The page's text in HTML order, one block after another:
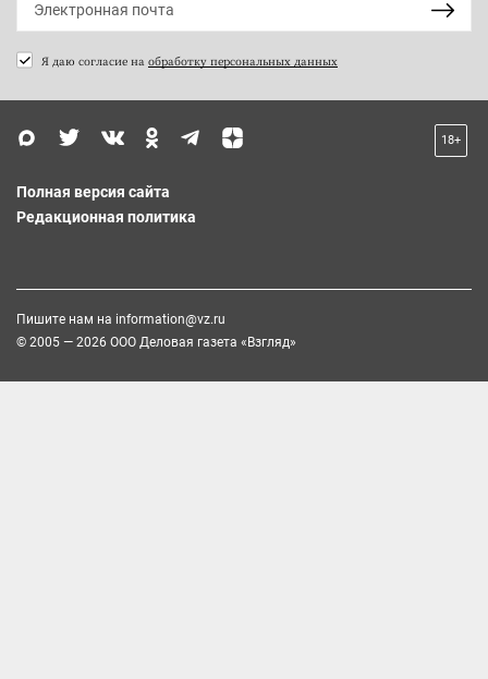
Я даю согласие на обработку персональных данных
18+
Полная версия сайта
Редакционная политика
Пишите нам на information@vz.ru
© 2005 — 2026 ООО Деловая газета «Взгляд»